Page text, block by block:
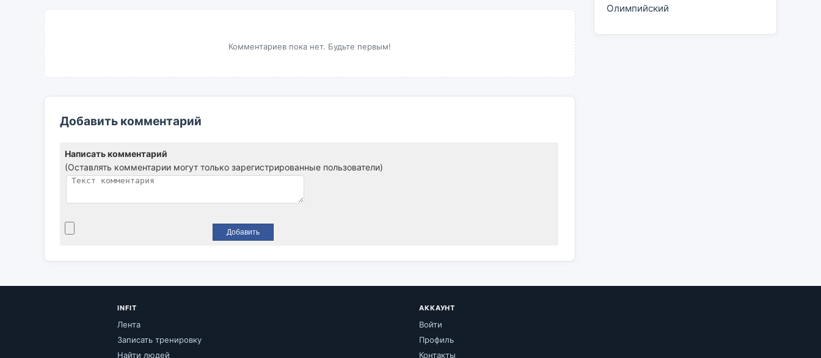
Комментариев пока нет. Будьте первым!
Добавить комментарий
Написать комментарий
(Оставлять комментарии могут только зарегистрированные пользователи)
Олимпийский
INFIT
Лента
Записать тренировку
Найти людей
АККАУНТ
Войти
Профиль
Контакты